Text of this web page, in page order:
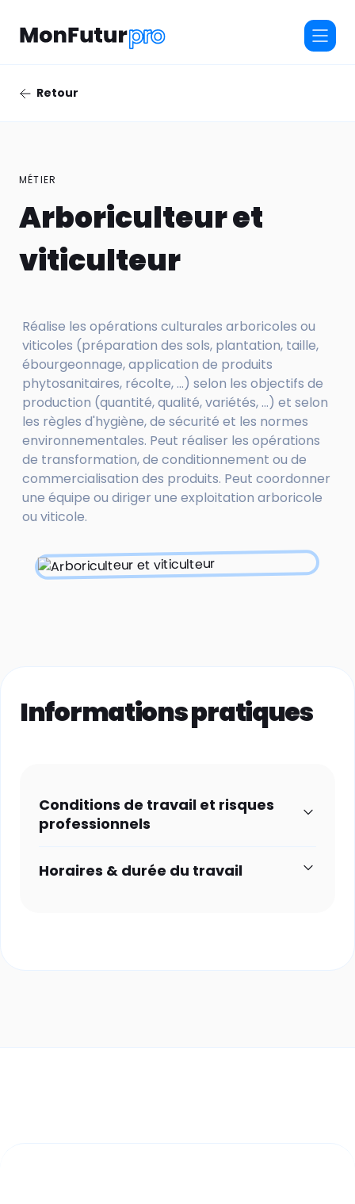
Retour
MÉTIER
Arboriculteur et
viticulteur
Réalise les opérations culturales arboricoles ou
viticoles (préparation des sols, plantation, taille,
ébourgeonnage, application de produits
phytosanitaires, récolte, ...) selon les objectifs de
production (quantité, qualité, variétés, ...) et selon
les règles d'hygiène, de sécurité et les normes
environnementales. Peut réaliser les opérations
de transformation, de conditionnement ou de
commercialisation des produits. Peut coordonner
une équipe ou diriger une exploitation arboricole
ou viticole.
Informations pratiques
Conditions de travail et risques
professionnels
Horaires & durée du travail